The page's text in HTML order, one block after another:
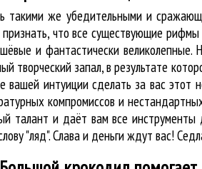
такими же убедительными и
что все существующие рифмы
и фантастически великолепные.
творческий запал, в результате
вашей интуиции сделать за вас
компромиссов и
талант и даёт вам все инструменты
"ляд". Слава и деньги ждут вас!